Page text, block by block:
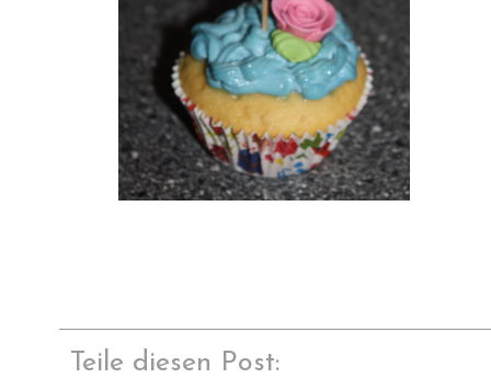
Teile diesen Post: